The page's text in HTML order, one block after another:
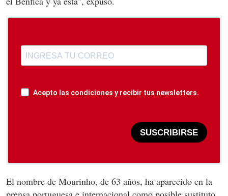
Acepto las condiciones y recibir tus newsletters.
SUSCRIBIRSE
El nombre de Mourinho, de 63 años, ha aparecido en la